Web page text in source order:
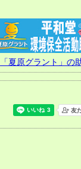
夏原グラント」の